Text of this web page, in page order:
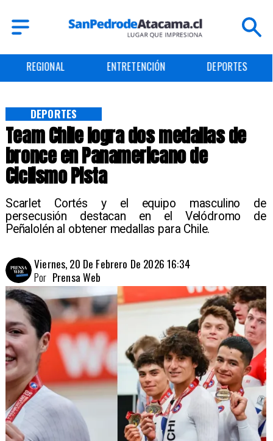
ENTRETENCIÓN DEPORTES CULTURA
Team Chile logra dos medallas de
bronce en Panamericano de
Ciclismo Pista
Scarlet Cortés y el equipo masculino de
persecusión destacan en el Velódromo de
Peñalolén al obtener medallas para Chile.
DEPORTES
Viernes, 20 De Febrero De 2026 16:34
Prensa Web
Por